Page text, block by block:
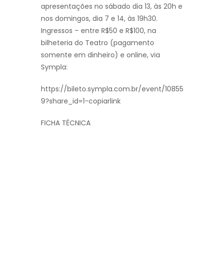
apresentações no sábado dia 13, às 20h e
nos domingos, dia 7 e 14, às 19h30.
Ingressos – entre R$50 e R$100, na
bilheteria do Teatro (pagamento
somente em dinheiro) e online, via
Sympla:
https://bileto.sympla.com.br/event/10855
9?share_id=1-copiarlink
FICHA TÉCNICA